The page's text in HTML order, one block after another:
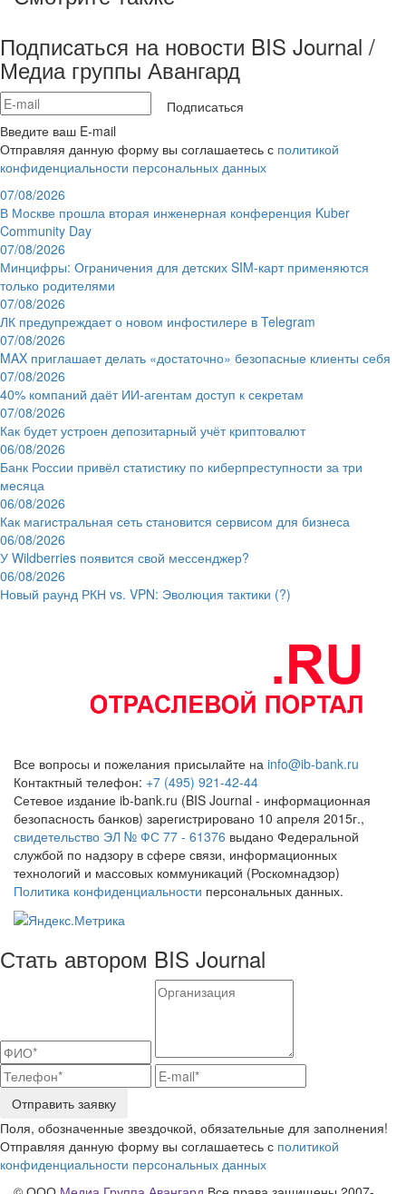
Подписаться на новости BIS Journal /
Медиа группы Авангард
Подписаться
Введите ваш E-mail
Отправляя данную форму вы соглашаетесь с политикой
конфиденциальности персональных данных
07/08/2026
В Москве прошла вторая инженерная конференция Kuber
Community Day
07/08/2026
Минцифры: Ограничения для детских SIM-карт применяются
только родителями
07/08/2026
ЛК предупреждает о новом инфостилере в Telegram
07/08/2026
MAX приглашает делать «достаточно» безопасные клиенты себя
07/08/2026
40% компаний даёт ИИ‑агентам доступ к секретам
07/08/2026
Как будет устроен депозитарный учёт криптовалют
06/08/2026
Банк России привёл статистику по киберпреступности за три
месяца
06/08/2026
Как магистральная сеть становится сервисом для бизнеса
06/08/2026
У Wildberries появится свой мессенджер?
06/08/2026
Новый раунд РКН vs. VPN: Эволюция тактики (?)
Все вопросы и пожелания присылайте на info@ib-bank.ru
Контактный телефон: +7 (495) 921-42-44
Сетевое издание ib-bank.ru (BIS Journal - информационная
безопасность банков) зарегистрировано 10 апреля 2015г.,
свидетельство ЭЛ № ФС 77 - 61376 выдано Федеральной
службой по надзору в сфере связи, информационных
технологий и массовых коммуникаций (Роскомнадзор)
Политика конфиденциальности персональных данных.
Стать автором BIS Journal
Отправить заявку
Поля, обозначенные звездочкой, обязательные для заполнения!
Отправляя данную форму вы соглашаетесь с политикой
конфиденциальности персональных данных